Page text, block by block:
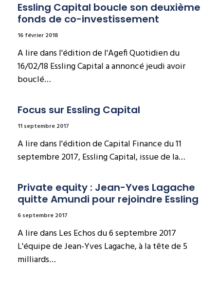
Essling Capital boucle son deuxième
fonds de co-investissement
16 février 2018
A lire dans l'édition de l'Agefi Quotidien du
16/02/18 Essling Capital a annoncé jeudi avoir
bouclé…
Focus sur Essling Capital
11 septembre 2017
A lire dans l'édition de Capital Finance du 11
septembre 2017, Essling Capital, issue de la…
Private equity : Jean-Yves Lagache
quitte Amundi pour rejoindre Essling
6 septembre 2017
A lire dans Les Echos du 6 septembre 2017
L'équipe de Jean-Yves Lagache, à la tête de 5
milliards…